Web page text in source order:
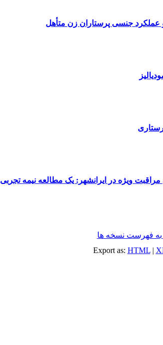
جنسی پرستاران زن متأهل
ویژه در ایرانشهر: یک مطالعه نیمه تجربی
فهرست نسخه ها
Export as: HTML|